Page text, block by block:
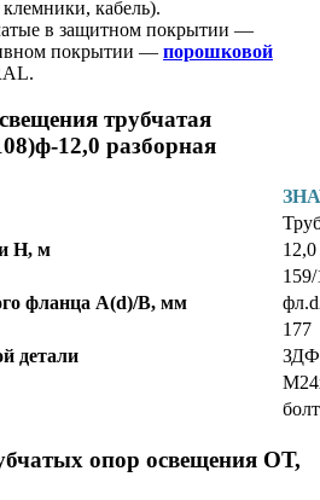
кабель).
в защитном покрытии —
покрытии — порошковой
трубчатая
12,0 разборная
Н, м
12,0
фланца А(d)/В, мм
177
детали
ЗДФ
опор освещения ОТ,